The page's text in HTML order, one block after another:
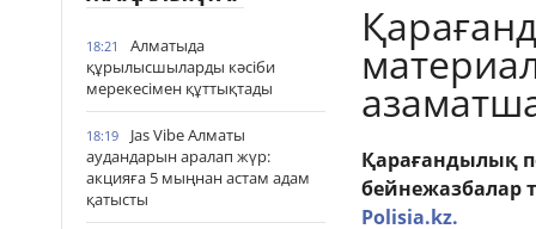
18:21
Алматыда
құрылысшыларды кәсіби
мерекесімен құттықтады
18:19
Jas Vibe Алматы
аудандарын аралап жүр:
акцияға 5 мыңнан астам адам
қатысты
Қарағандылық
бейнежазбалар
Polisia.kz.